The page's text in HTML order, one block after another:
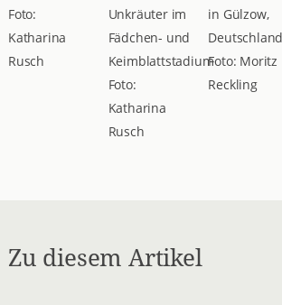
Foto:
Katharina
Rusch
Unkräuter im
Fädchen- und
Keimblattstadium
Foto:
Katharina
Rusch
in Gülzow,
Deutschland
Foto: Moritz
Reckling
Zu diesem Artikel